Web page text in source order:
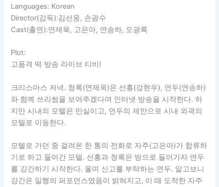
Languages: Korean
Director(감독):김선웅, 손광수
Cast(출연):연제욱, 고은아, 연송하, 오광록
Plot:
고품격 떡 방송 라이브 티비!
크리스마스 저녁. 청록(연제욱)은 선홍(강현우), 연두(연송하)
와 함께 쓰리썸을 보여주겠다며 인터넷 방송을 시작한다. 하
지만 시내의 모텔은 만실이고, 연두의 제안으로 시내 외곽의
모텔로 이동한다.
모텔로 가던 중 걸려온 한 통의 전화로 자주(고은아)가 합류하
기로 하고 들어간 모텔. 선홍과 청록은 방으로 들어가자 연두
를 강간하기 시작한다. 울며 신고를 부탁하는 연두. 알고보니
강간은 일행의 퍼포먼스였음이 밝혀지고, 이 때 도착한 자주